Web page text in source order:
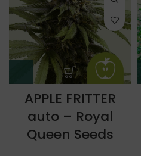
APPLE FRITTER
auto – Royal
Queen Seeds